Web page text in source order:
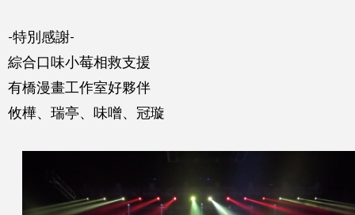
-特別感謝-
綜合口味小莓相救支援
有橋漫畫工作室好夥伴
攸樺、瑞亭、味噌、冠璇